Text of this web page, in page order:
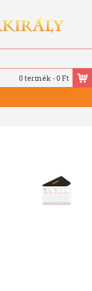
0 termék - 0 Ft